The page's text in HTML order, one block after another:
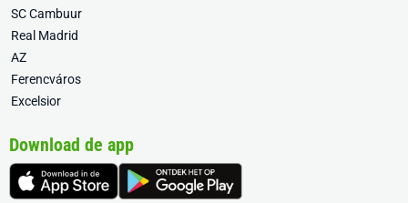
SC Cambuur
Real Madrid
AZ
Ferencváros
Excelsior
Download de app